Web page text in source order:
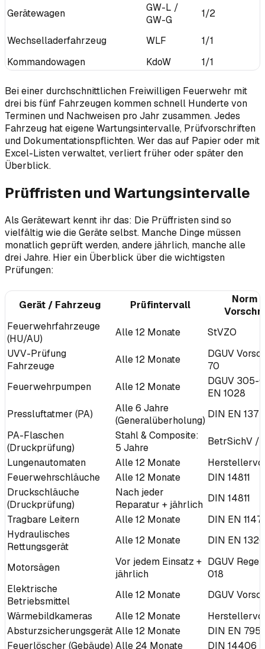
Gerätewagen
GW-L /
GW-G
1/2
Wechselladerfahrzeug WLF
1/1
Kommandowagen
KdoW 1/1
Bei einer durchschnittlichen Freiwilligen Feuerwehr mit
drei bis fünf Fahrzeugen kommen schnell Hunderte von
Terminen und Nachweisen pro Jahr zusammen. Jedes
Fahrzeug hat eigene Wartungsintervalle, Prüfvorschriften
und Dokumentationspflichten. Wer das auf Papier oder mit
Excel-Listen verwaltet, verliert früher oder später den
Überblick.
Prüffristen und Wartungsintervalle
Als Gerätewart kennt ihr das: Die Prüffristen sind so
vielfältig wie die Geräte selbst. Manche Dinge müssen
monatlich geprüft werden, andere jährlich, manche alle
drei Jahre. Hier ein Überblick über die wichtigsten
Prüfungen:
Gerät / Fahrzeug Prüfintervall
Norm /
Feuerwehrfahrzeuge
(HU/AU)
Alle 12 Monate
StVZO
UVV-Prüfung
Fahrzeuge
Alle 12 Monate
DGUV
70
Feuerwehrpumpen
Alle 12 Monate
DGUV 305-
EN 1028
Pressluftatmer (PA)
Alle 6 Jahre
(Generalüberholung)
DIN EN 137
PA-Flaschen
(Druckprüfung)
Stahl & Composite:
5 Jahre
BetrSichV /
Lungenautomaten
Alle 12 Monate
Feuerwehrschläuche
Alle 12 Monate
DIN 14811
Druckschläuche
(Druckprüfung)
Nach jeder
Reparatur + jährlich
DIN 14811
Tragbare Leitern
Alle 12 Monate
DIN EN 1147
Hydraulisches
Rettungsgerät
Alle 12 Monate DIN EN
Motorsägen
Vor jedem Einsatz +
jährlich
DGUV Regel
018
Elektrische
Betriebsmittel
Alle 12 Monate
DGUV
Wärmebildkameras
Alle 12 Monate
AbsturzsicherungsgerätAlle 12 Monate
DIN EN 795
Feuerlöscher (Gebäude) Alle 24 Monate DIN 14406